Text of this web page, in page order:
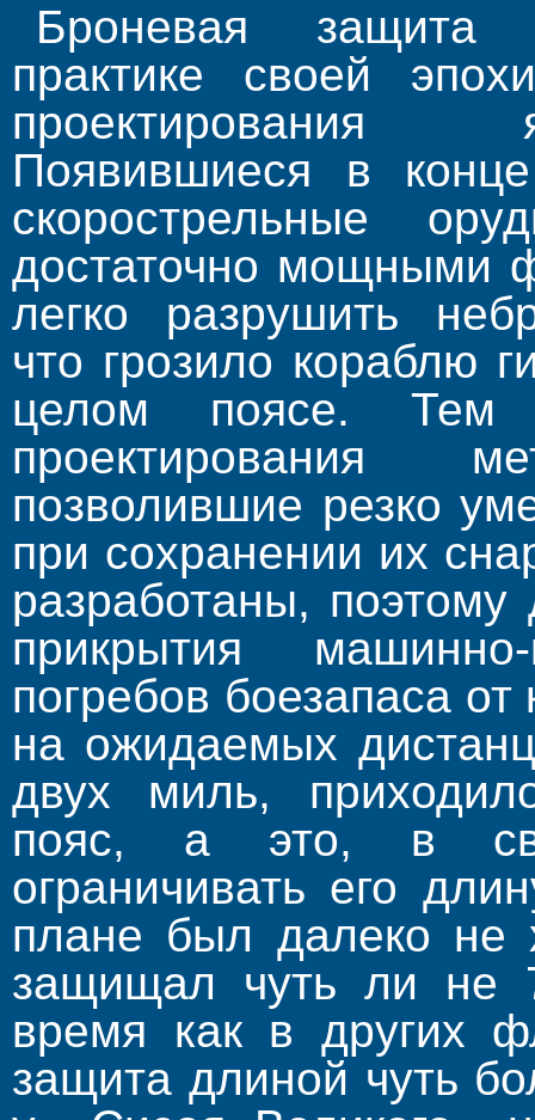
Броневая защита
практике своей
проектирования
Появившиеся в
скорострельные
достаточно мощными
легко разрушить
что грозило кораблю
целом поясе.
проектирования
позволившие резко
при сохранении их
разработаны,
прикрытия
погребов боезапаса
на ожидаемых
двух миль,
пояс, а это, в
ограничивать его
плане был далеко не
защищал чуть ли не
время как в других
защита длиной чуть